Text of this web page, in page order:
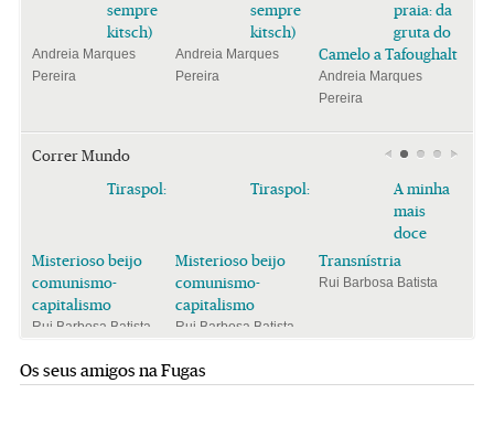
sempre
kitsch)
Andreia Marques
Pereira
sempre
kitsch)
Andreia Marques
Pereira
praia: da
gruta do
Camelo a Tafoughalt
Andreia Marques
Pereira
Correr Mundo
Tiraspol:
Misterioso beijo
comunismo-
capitalismo
Rui Barbosa Batista
Tiraspol:
Misterioso beijo
comunismo-
capitalismo
Rui Barbosa Batista
A minha
mais
doce
Transnístria
Rui Barbosa Batista
Os seus amigos na Fugas